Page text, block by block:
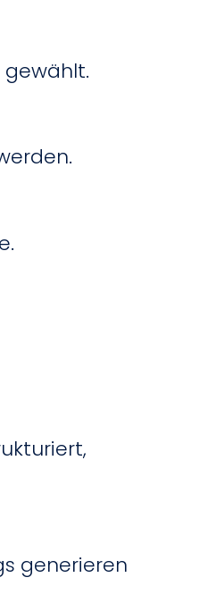
generieren